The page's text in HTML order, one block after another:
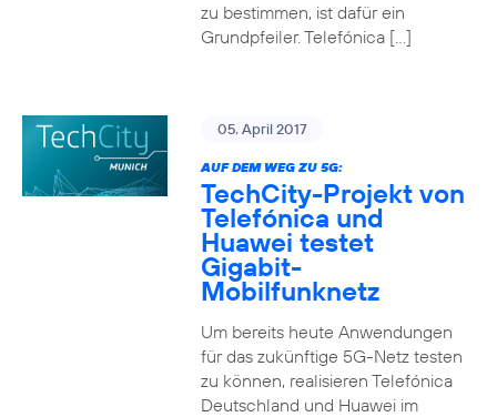
zu bestimmen, ist dafür ein
Grundpfeiler. Telefónica […]
05. April 2017
AUF DEM WEG ZU 5G:
TechCity-Projekt von
Telefónica und
Huawei testet
Gigabit-
Mobilfunknetz
Um bereits heute Anwendungen
für das zukünftige 5G-Netz testen
zu können, realisieren Telefónica
Deutschland und Huawei im